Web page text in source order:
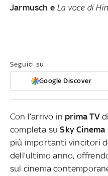
Jarmusch e La voce di
Seguici su:
Google Discover
Con l’arrivo in prima TVdi
completa suSky Cinema
più importanti vincitori
dell’ultimo anno,
sul cinema